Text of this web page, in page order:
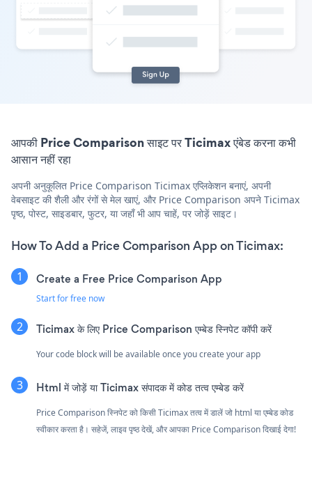
आपकी Price Comparison साइट पर Ticimax एंबेड करना कभी
आसान नहीं रहा
अपनी अनुकूलित Price Comparison Ticimax एप्लिकेशन बनाएं, अपनी
वेबसाइट की शैली और रंगों से मेल खाएं, और Price Comparison अपने Ticimax
पृष्ठ, पोस्ट, साइडबार, फुटर, या जहाँ भी आप चाहें, पर जोड़ें साइट।
How To Add a Price Comparison App on Ticimax:
Create a Free Price Comparison App
Start for free now
Ticimax के लिए Price Comparison एम्बेड स्निपेट कॉपी करें
Your code block will be available once you create your app
Html में जोड़ें या Ticimax संपादक में कोड तत्व एम्बेड करें
Price Comparison स्निपेट को किसी Ticimax तत्व में डालें जो html या एम्बेड कोड
स्वीकार करता है। सहेजें, लाइव पृष्ठ देखें, और आपका Price Comparison दिखाई देगा!